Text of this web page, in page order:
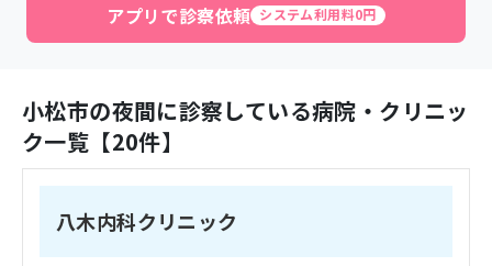
アプリで診察依頼 システム利用料0円
小松市の夜間に診察している病院・クリニッ
ク一覧【20件】
八木内科クリニック